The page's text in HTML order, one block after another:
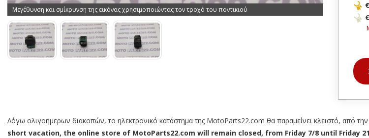
Μεγέθυνση και σμίκρυνση της εικόνας χρησιμοποιώντας τον τροχό του ποντικιού
Λόγω ολιγοήμερων διακοπών, το ηλεκτρονικό κατάστημα της MotoParts22.com θα παραμείνει κλειστό, από
short vacation, the online store of MotoParts22.com will remain closed, from Friday 7/8 until Friday